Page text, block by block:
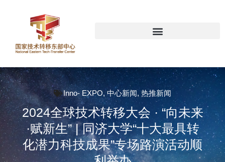
Inno- EXPO, 中心新闻, 热推新闻
2024全球技术转移大会 · “向未来
·赋新生” | 同济大学“十大最具转
化潜力科技成果”专场路演活动顺